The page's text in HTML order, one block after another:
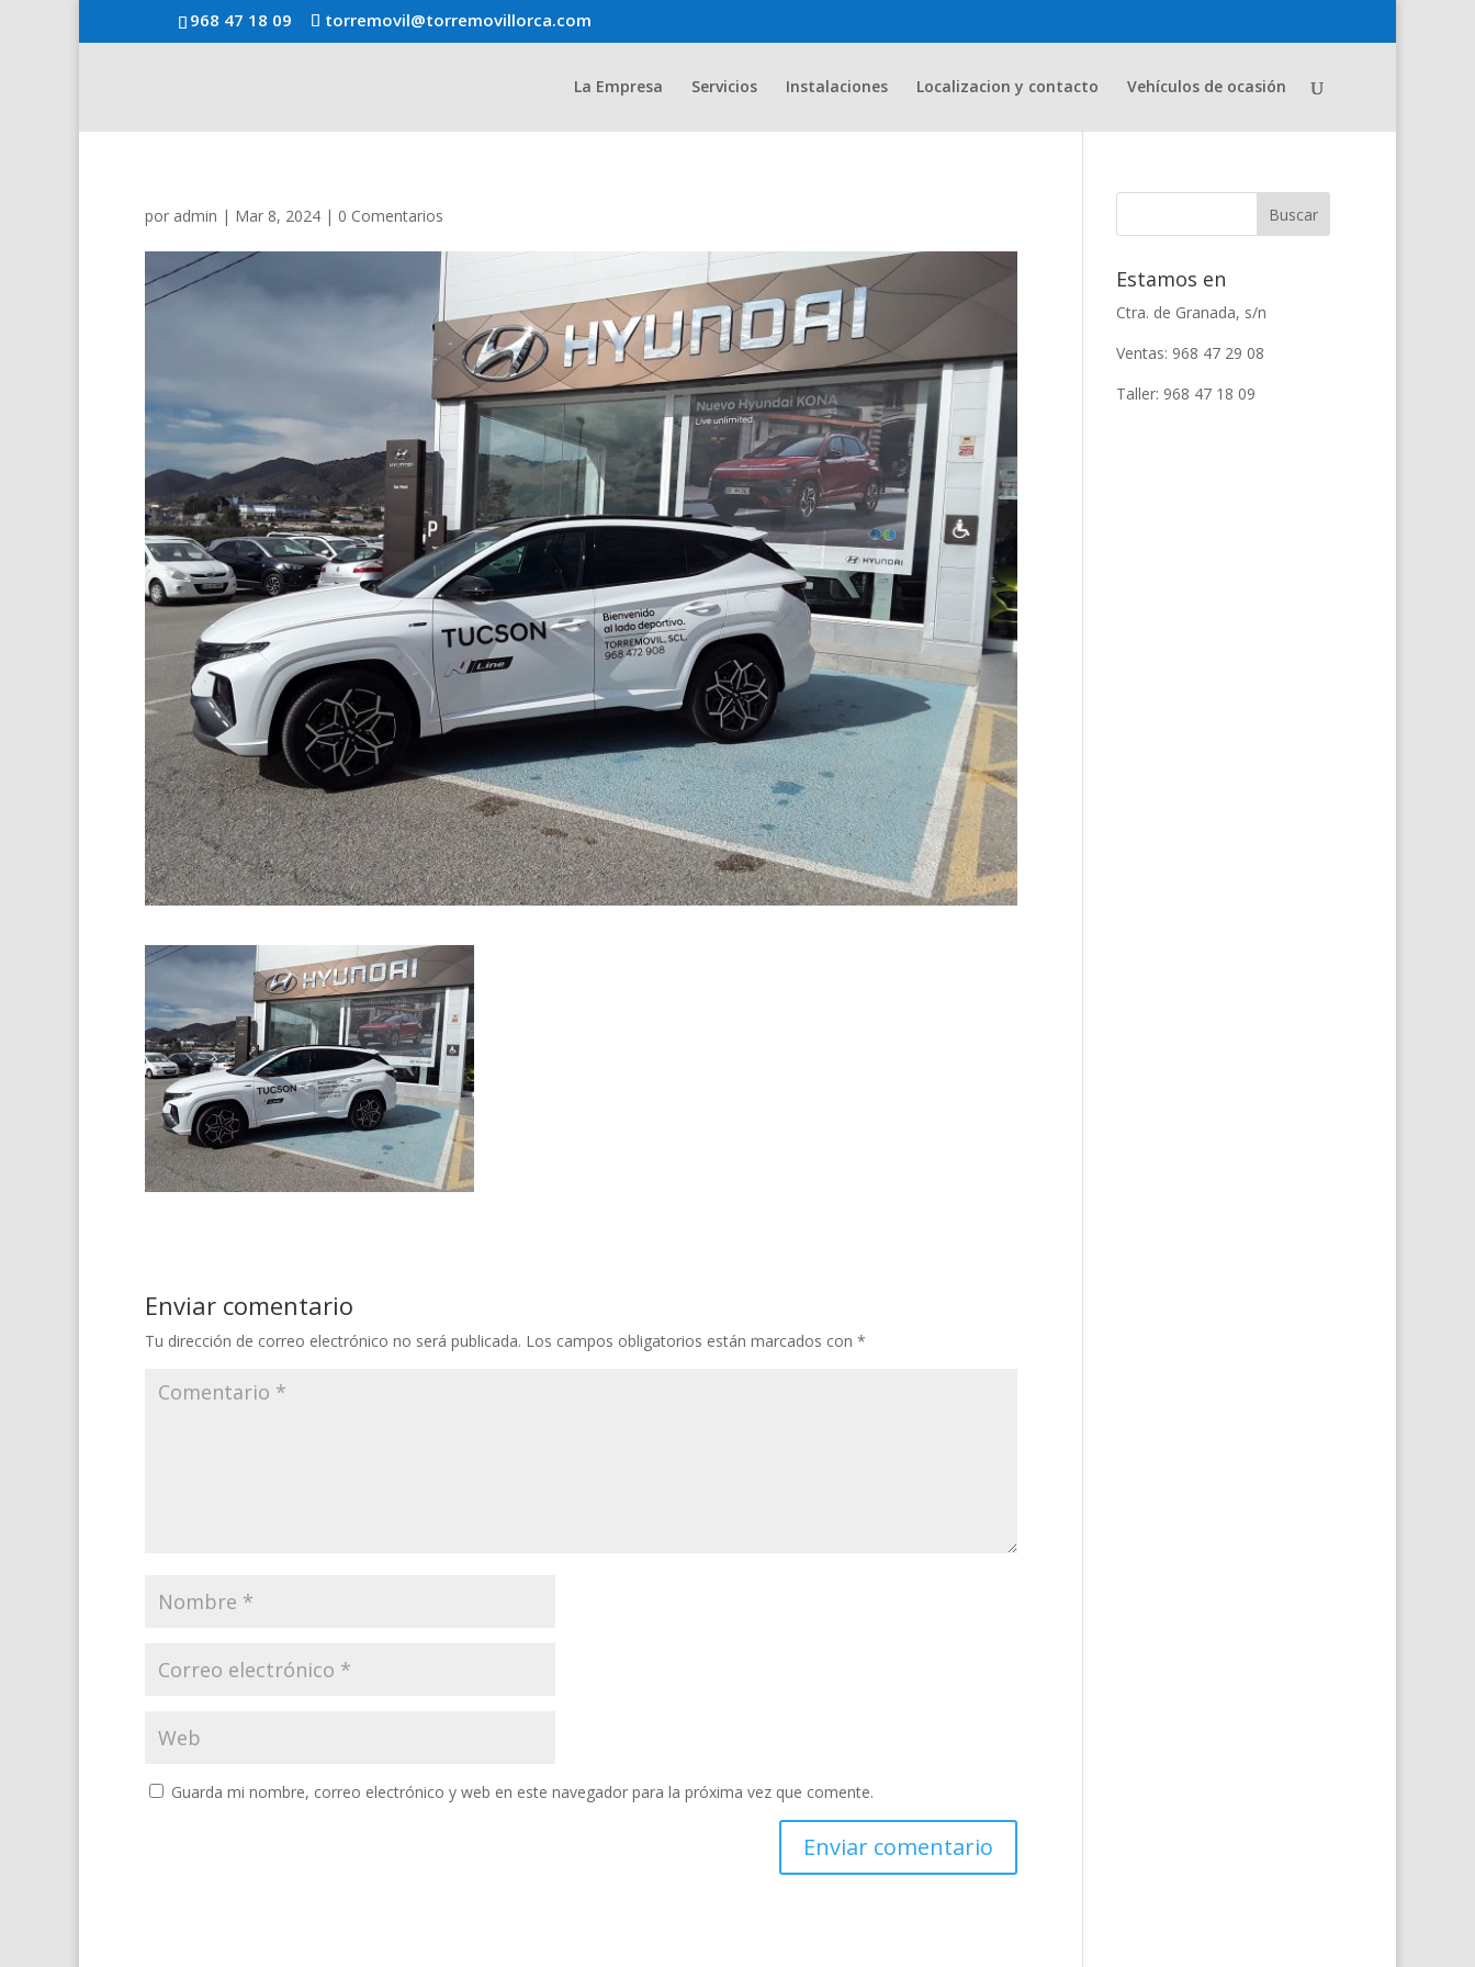
968 47 18 09 torremovil@torremovillorca.com
La Empresa Servicios Instalaciones Localizacion y contacto Vehículos de ocasión
por admin | Mar 8, 2024 | 0 Comentarios
Enviar comentario
Tu dirección de correo electrónico no será publicada. Los campos obligatorios están marcados con *
Guarda mi nombre, correo electrónico y web en este navegador para la próxima vez que comente.
Estamos en
Ctra. de Granada, s/n
Ventas: 968 47 29 08
Taller: 968 47 18 09